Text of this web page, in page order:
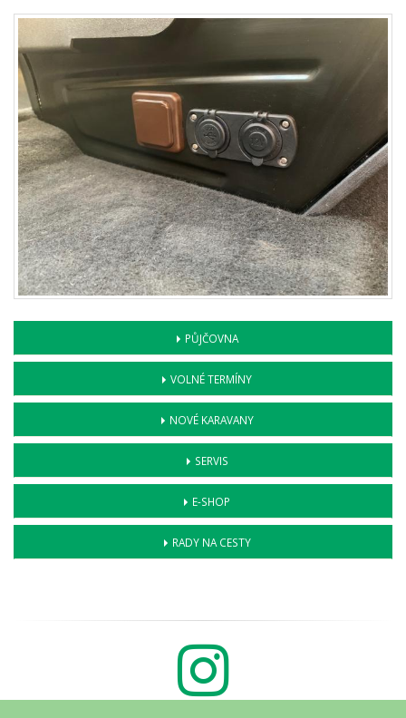
PŮJČOVNA
VOLNÉ TERMÍNY
NOVÉ KARAVANY
SERVIS
E-SHOP
RADY NA CESTY